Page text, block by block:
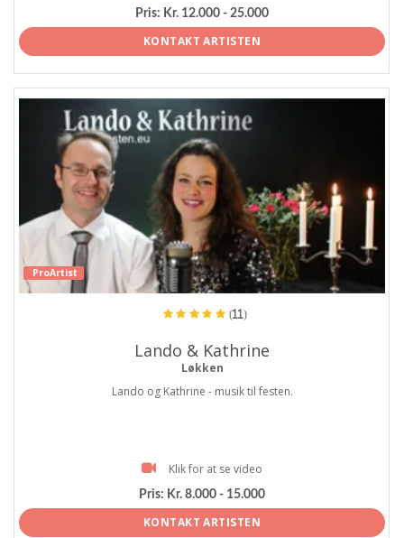
Pris: Kr. 12.000 - 25.000
KONTAKT ARTISTEN
ProArtist
(11)
Lando & Kathrine
Løkken
Lando og Kathrine - musik til festen.
Klik for at se video
Pris: Kr. 8.000 - 15.000
KONTAKT ARTISTEN